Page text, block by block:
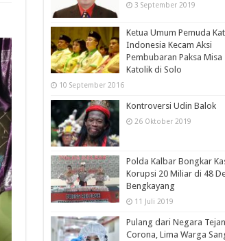
3 September 2019
Ketua Umum Pemuda
Indonesia Kecam Aksi
Pembubaran Paksa Misa
Katolik di Solo
10 September 2016
Kontroversi Udin Balok
26 Oktober 2019
Polda Kalbar Bongkar
Korupsi 20 Miliar di 48
Bengkayang
11 Juli 2019
Pulang dari Negara
Corona, Lima Warga